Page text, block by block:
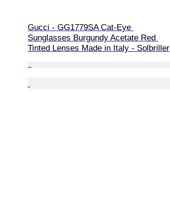
Gucci - GG1779SA Cat-Eye
Sunglasses Burgundy Acetate Red
Tinted Lenses Made in Italy - Solbriller